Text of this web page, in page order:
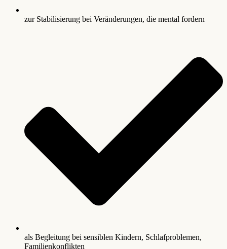
zur Stabilisierung bei Veränderungen, die mental fordern
als Begleitung bei sensiblen Kindern, Schlafproblemen,
Familienkonflikten